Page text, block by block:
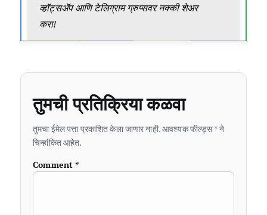
व्हॉट्सॲप आणि टेलिग्राम ग्रुप्सवर नक्की शेअर
करा!
तुमची प्रतिक्रिया कळवा
तुमचा ईमेल पत्ता प्रकाशित केला जाणार नाही. आवश्यक फील्ड्स * ने
चिन्हांकित आहेत.
Comment*